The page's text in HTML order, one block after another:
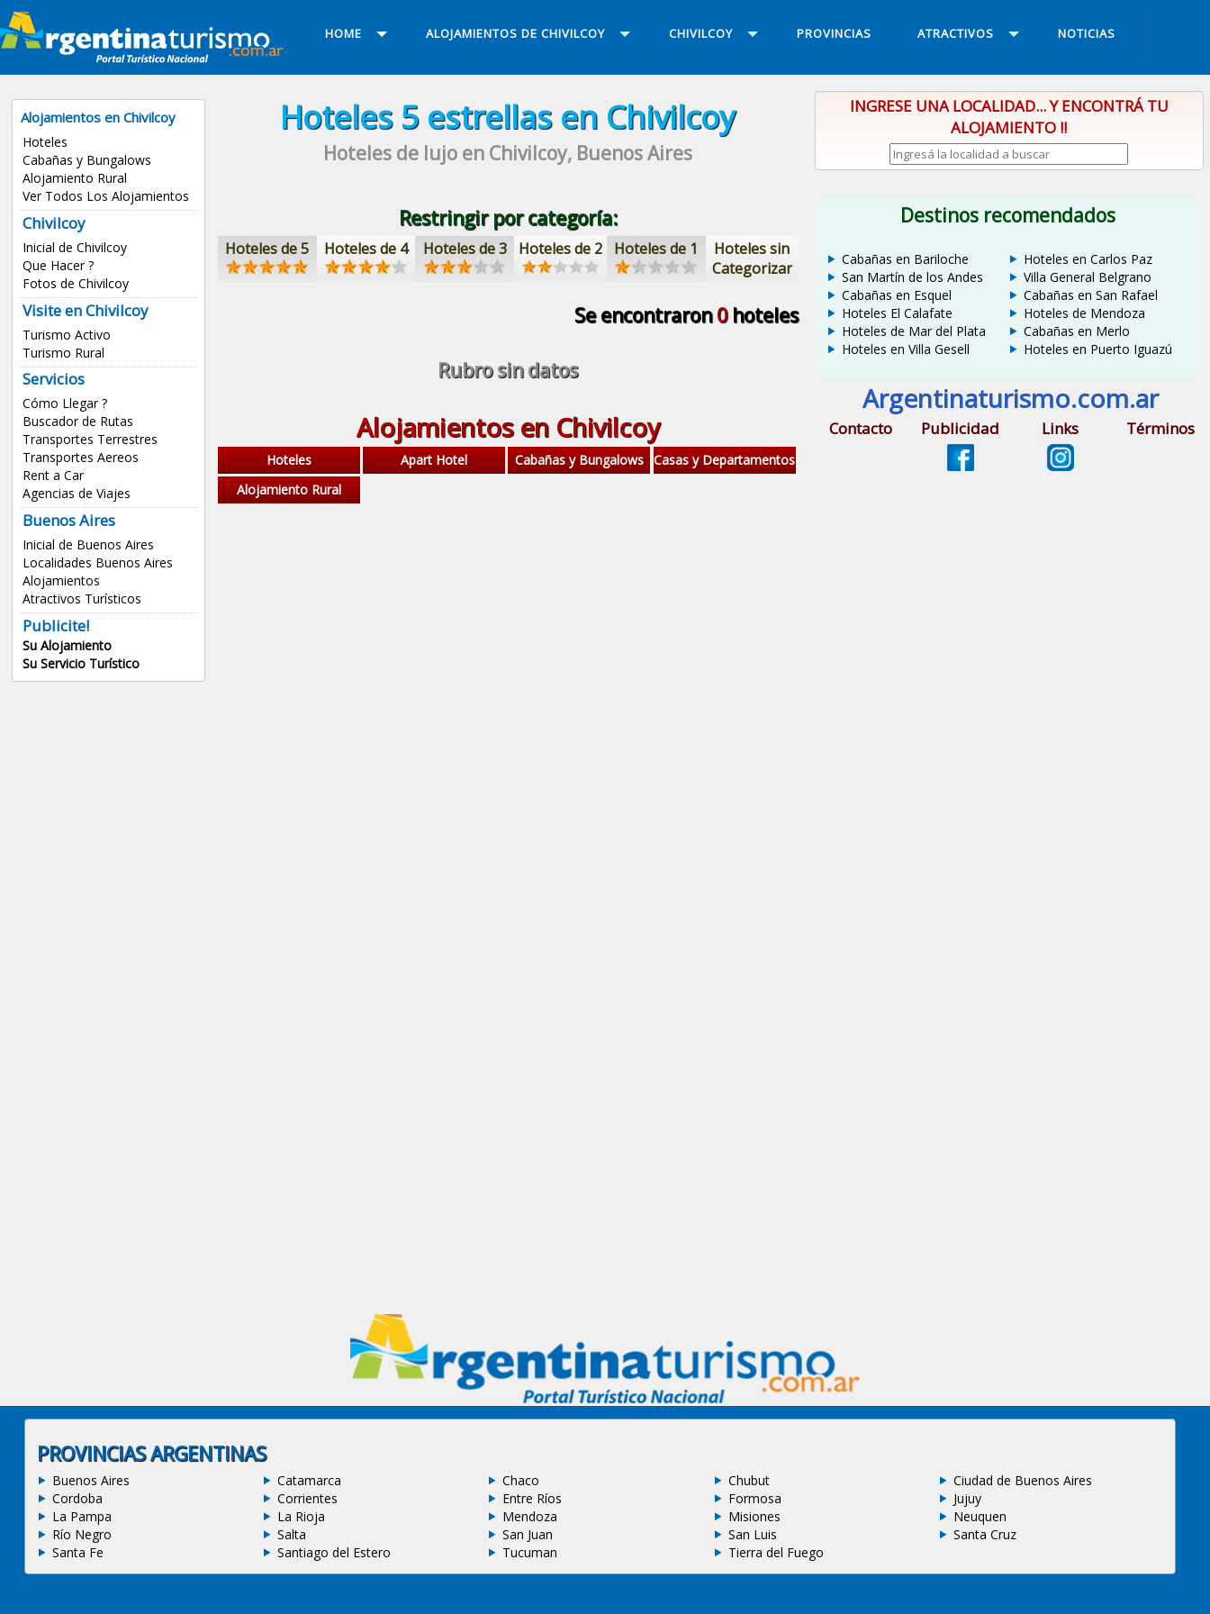
HOME ALOJAMIENTOS DE CHIVILCOY CHIVILCOY PROVINCIAS ATRACTIVOS NOTICIAS
Alojamientos en Chivilcoy
Hoteles
Cabañas y Bungalows
Alojamiento Rural
Ver Todos Los Alojamientos
Chivilcoy
Inicial de Chivilcoy
Que Hacer ?
Fotos de Chivilcoy
Visite en Chivilcoy
Turismo Activo
Turismo Rural
Servicios
Cómo Llegar ?
Buscador de Rutas
Transportes Terrestres
Transportes Aereos
Rent a Car
Agencias de Viajes
Buenos Aires
Inicial de Buenos Aires
Localidades Buenos Aires
Alojamientos
Atractivos Turísticos
Publicite!
Su Alojamiento
Su Servicio Turístico
Hoteles 5 estrellasen Chivilcoy
Hoteles de lujo en Chivilcoy, Buenos Aires
Restringir por categoría:
Hoteles de 5 Hoteles de 4 Hoteles de 3 Hoteles de 2 Hoteles de 1
Hoteles sin
Categorizar
Se encontraron0hoteles
Rubro sin datos
Alojamientos en Chivilcoy
Hoteles Apart Hotel Cabañas y Bungalows Casas y Departamentos
Alojamiento Rural
INGRESE UNA LOCALIDAD... Y ENCONTRÁ TU
ALOJAMIENTO !!
Destinos recomendados
Cabañas en Bariloche
San Martín de los Andes
Cabañas en Esquel
Hoteles El Calafate
Hoteles de Mar del Plata
Hoteles en Villa Gesell
Hoteles en Carlos Paz
Villa General Belgrano
Cabañas en San Rafael
Hoteles de Mendoza
Cabañas en Merlo
Hoteles en Puerto Iguazú
Argentinaturismo.com.ar
Contacto Publicidad Links Términos
PROVINCIAS ARGENTINAS
Buenos Aires Catamarca Chaco Chubut
Ciudad de Buenos Aires
Cordoba
Corrientes Entre Ríos Formosa
Jujuy
La Pampa
La Rioja Mendoza Misiones
Neuquen
Río Negro
Salta San Juan San Luis
Santa Cruz
Santa Fe
Santiago del Estero Tucuman Tierra del Fuego